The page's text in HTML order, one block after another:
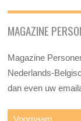
MAGAZINE
Magazine
Nederlands-
dan even uw